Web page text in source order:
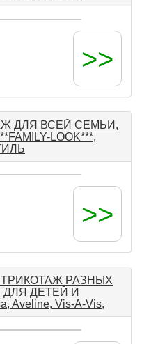
>>
ДЛЯ ВСЕЙ СЕМЬИ,
LOOK***,
>>
РАЗНЫХ
ДЕТЕЙ И
Aveline, Vis-A-Vis,
Jiadea Artu,